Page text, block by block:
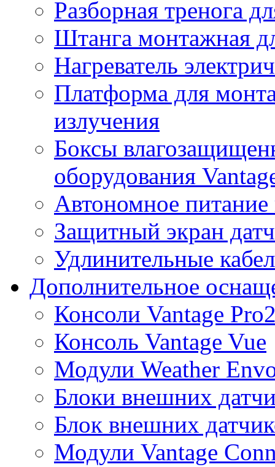
Разборная тренога
Штанга монтажная
Нагреватель
Платформа для
излучения
Боксы
оборудования
Автономное питание
Защитный экран
Удлинительные
Дополнительное
Консоли Vantage
Консоль Vantage Vue
Модули Weather
Блоки внешних
Блок внешних
Модули Vantage